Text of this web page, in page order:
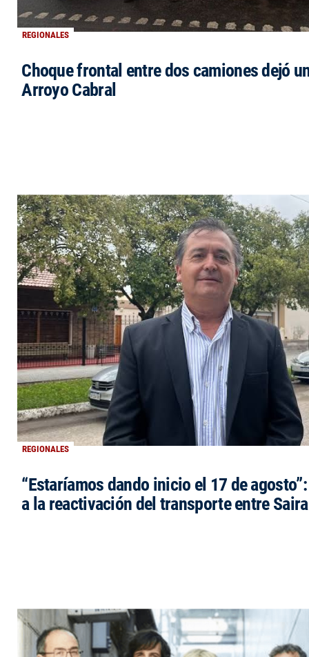
REGIONALES
Choque frontal entre dos camiones dejó
Arroyo Cabral
REGIONALES
“Estaríamos dando inicio el 17 de
a la reactivación del transporte entre